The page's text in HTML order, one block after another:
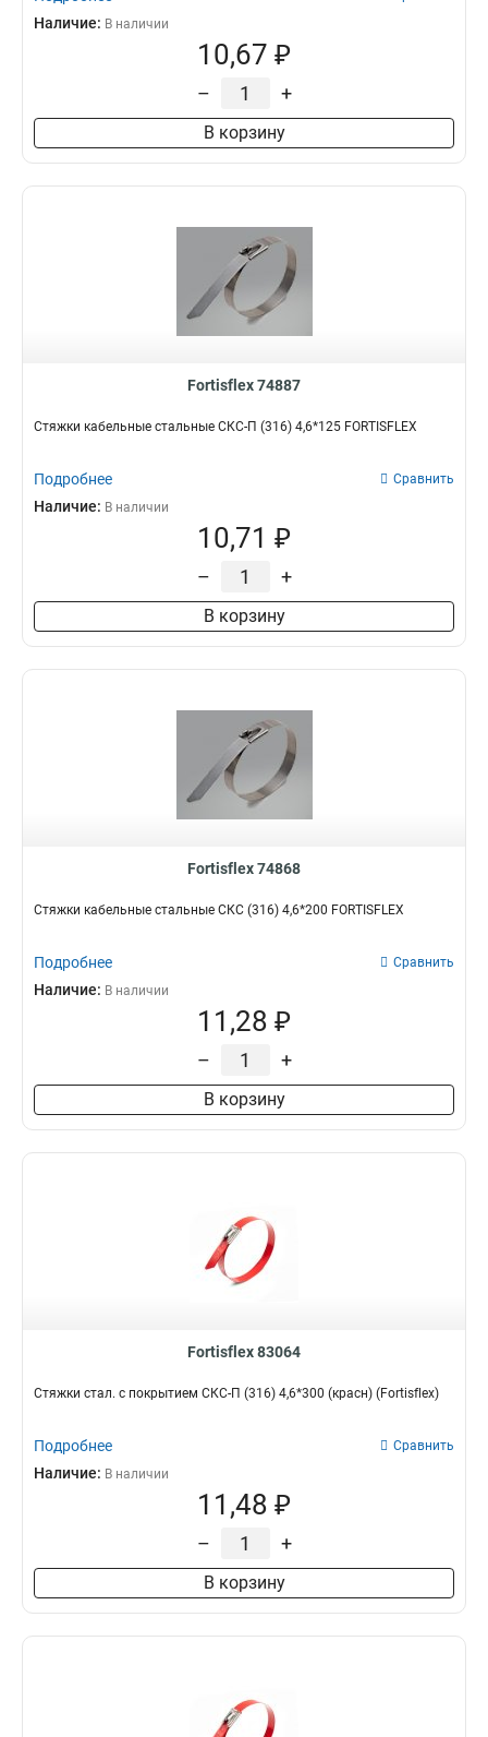
Наличие: В наличии
10,67 ₽
– +
В корзину
Fortisflex 74887
Стяжки кабельные стальные СКС-П (316) 4,6*125 FORTISFLEX
Подробнее Сравнить
Наличие: В наличии
10,71 ₽
– +
В корзину
Fortisflex 74868
Стяжки кабельные стальные СКС (316) 4,6*200 FORTISFLEX
Подробнее Сравнить
Наличие: В наличии
11,28 ₽
– +
В корзину
Fortisflex 83064
Стяжки стал. с покрытием СКС-П (316) 4,6*300 (красн) (Fortisflex)
Подробнее Сравнить
Наличие: В наличии
11,48 ₽
– +
В корзину